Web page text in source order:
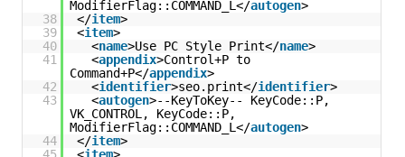
ModifierFlag::COMMAND_L</autogen>
38
</item>
39
<item>
40
<name>Use PC Style Print</name>
41
<appendix>Control+P to
Command+P</appendix>
42
<identifier>seo.print</identifier>
43
<autogen>--KeyToKey-- KeyCode::P,
VK_CONTROL, KeyCode::P,
ModifierFlag::COMMAND_L</autogen>
44
</item>